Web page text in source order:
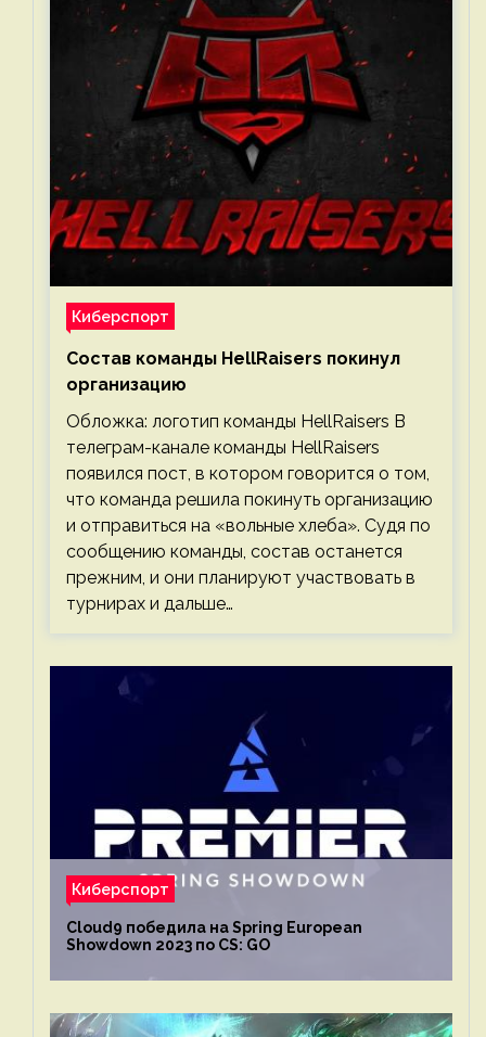
Киберспорт
Состав команды HellRaisers покинул
организацию
Обложка: логотип команды HellRaisers В
телеграм-канале команды HellRaisers
появился пост, в котором говорится о том,
что команда решила покинуть организацию
и отправиться на «вольные хлеба». Судя по
сообщению команды, состав останется
прежним, и они планируют участвовать в
турнирах и дальше…
Киберспорт
Cloud9 победила на Spring European
Showdown 2023 по CS: GO